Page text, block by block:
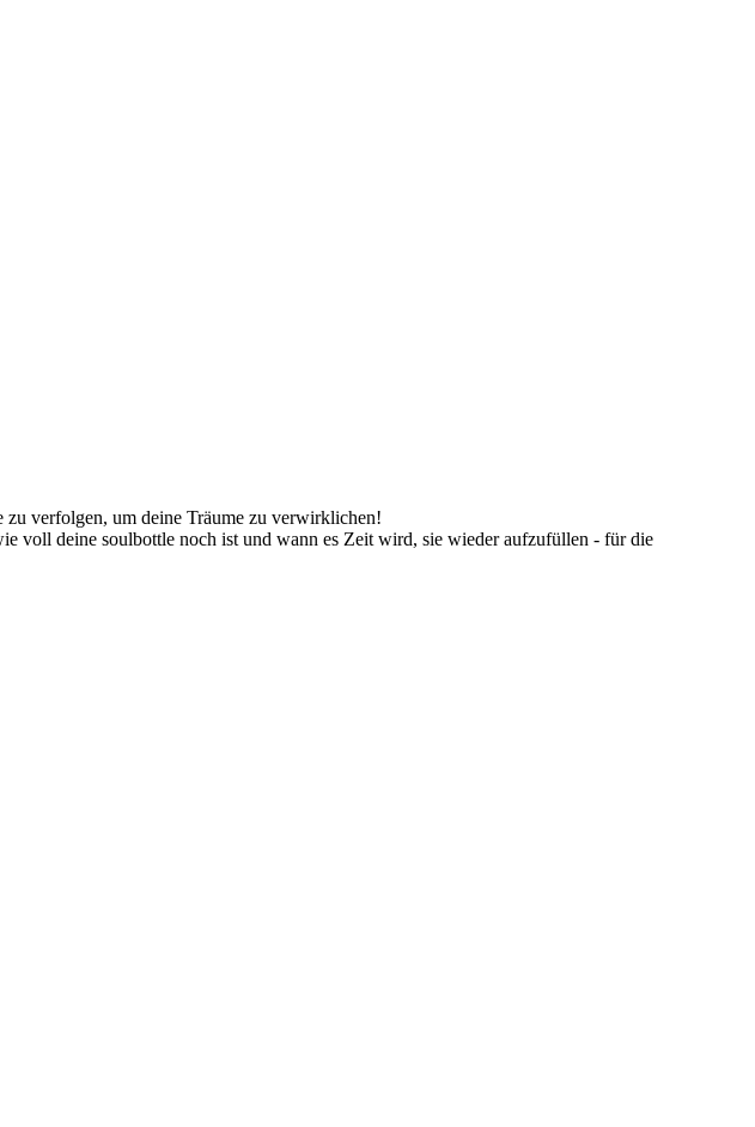
zu verfolgen, um deine Träume zu verwirklichen!
voll deine soulbottle noch ist und wann es Zeit wird, sie wieder aufzufüllen - für die